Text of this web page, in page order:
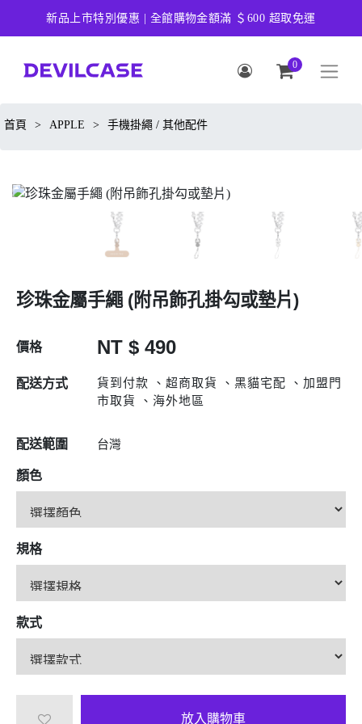
新品上市特別優惠 | 全館購物金額滿 ＄600 超取免運
0
首頁 > APPLE > 手機掛繩 / 其他配件
珍珠金屬手繩 (附吊飾孔掛勾或墊片)
價格 NT $ 490
配送方式
貨到付款 、超商取貨 、黑貓宅配 、加盟門
市取貨 、海外地區
配送範圍 台灣
顏色
規格
款式
放入購物車